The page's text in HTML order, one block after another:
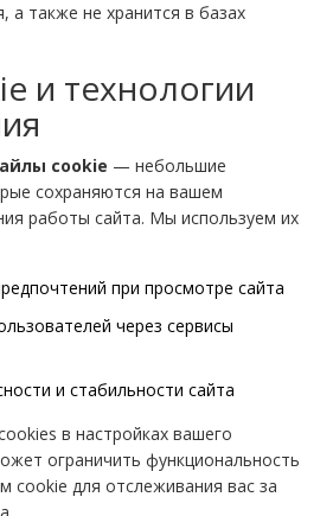
а также не хранится в базах
и технологии
cookie — небольшие
сохраняются на вашем
работы сайта. Мы используем их
при просмотре сайта
через сервисы
и стабильности сайта
в настройках вашего
ограничить функциональность
cookie для отслеживания вас за